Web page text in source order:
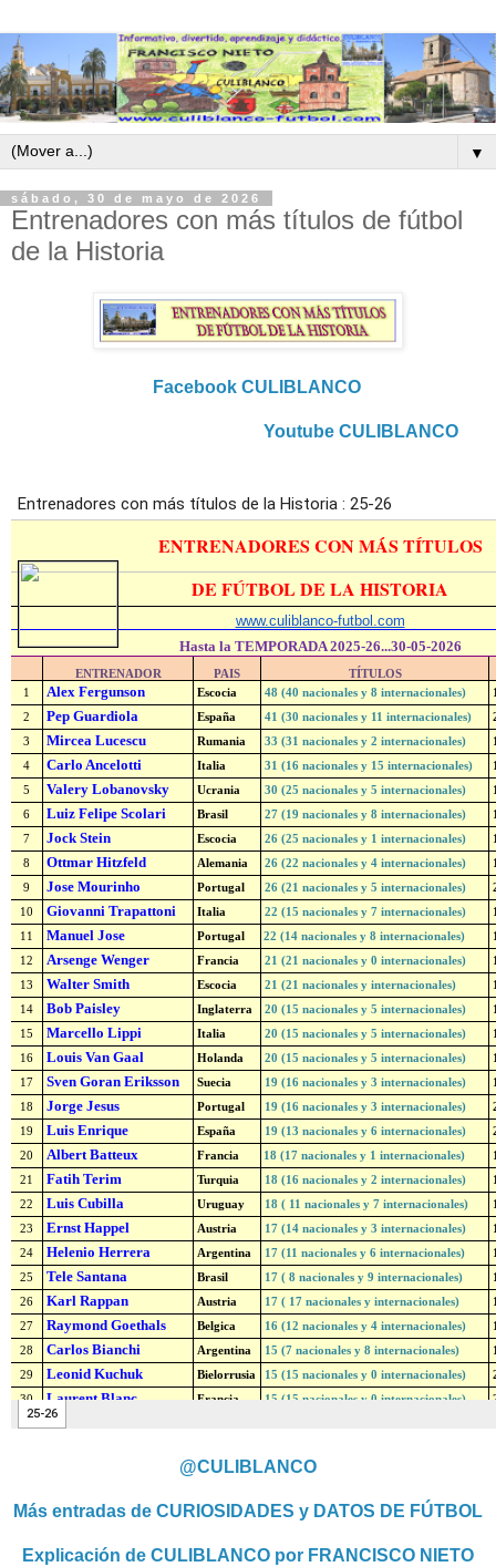
▼
sábado, 30 de mayo de 2026
Entrenadores con más títulos de fútbol
de la Historia
Facebook CULIBLANCO
Youtube CULIBLANCO
@CULIBLANCO
Más entradas de CURIOSIDADES y DATOS DE FÚTBOL
Explicación de CULIBLANCO por FRANCISCO NIETO